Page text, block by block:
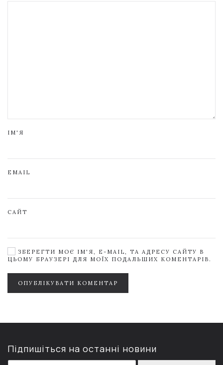
ІМ'Я
EMAIL
САЙТ
ЗБЕРЕГТИ МОЄ ІМ'Я, E-MAIL, ТА АДРЕСУ САЙТУ В
ЦЬОМУ БРАУЗЕРІ ДЛЯ МОЇХ ПОДАЛЬШИХ КОМЕНТАРІВ.
ОПУБЛІКУВАТИ КОМЕНТАР
Підпишіться на останні новини